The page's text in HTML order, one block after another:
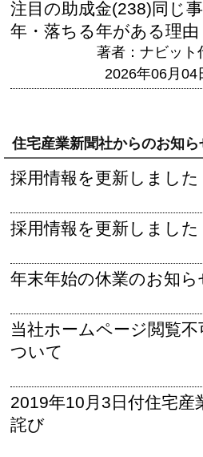
注目の助成金(238)同じ
年・落ちる年がある理由
著者：ナビット
2026年06月04
住宅産業新聞社からのお知ら
採用情報を更新しました
採用情報を更新しました
年末年始の休業のお知ら
当社ホームページ閲覧
ついて
2019年10月3日付住宅産
詫び